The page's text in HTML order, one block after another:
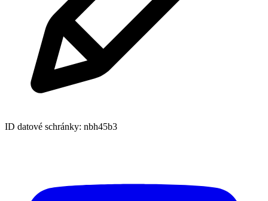
ID datové schránky: nbh45b3